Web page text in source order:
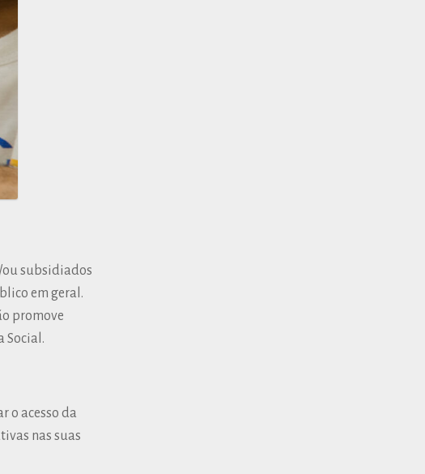
ou subsidiados
em geral.
promove
Social.
o acesso da
nas suas